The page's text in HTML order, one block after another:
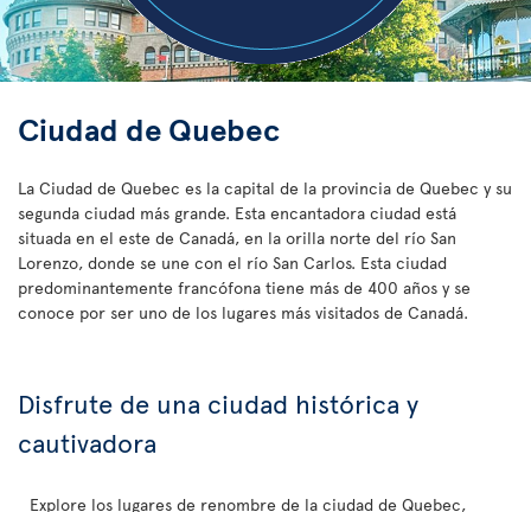
Ciudad de Quebec
La Ciudad de Quebec es la capital de la provincia de Quebec y su
segunda ciudad más grande. Esta encantadora ciudad está
situada en el este de Canadá, en la orilla norte del río San
Lorenzo, donde se une con el río San Carlos. Esta ciudad
predominantemente francófona tiene más de 400 años y se
conoce por ser uno de los lugares más visitados de Canadá.
Disfrute de una ciudad histórica y
cautivadora
Explore los lugares de renombre de la ciudad de Quebec,